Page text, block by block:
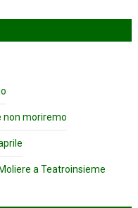
non moriremo
a Teatroinsieme